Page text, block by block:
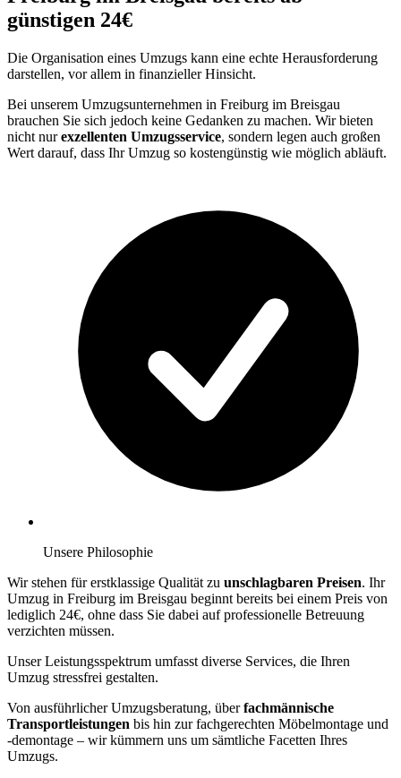
günstigen 24€
Die Organisation eines Umzugs kann eine echte Herausforderung
darstellen, vor allem in finanzieller Hinsicht.
Bei unserem Umzugsunternehmen in Freiburg im Breisgau
brauchen Sie sich jedoch keine Gedanken zu machen. Wir bieten
nicht nurexzellenten Umzugsservice, sondern legen auch großen
Wert darauf, dass Ihr Umzug so kostengünstig wie möglich abläuft.
Unsere Philosophie
Wir stehen für erstklassige Qualität zu unschlagbaren Preisen. Ihr
Umzug in Freiburg im Breisgau beginnt bereits bei einem Preis von
lediglich 24€, ohne dass Sie dabei auf professionelle Betreuung
verzichten müssen.
Unser Leistungsspektrum umfasst diverse Services, die Ihren
Umzug stressfrei gestalten.
Von ausführlicher Umzugsberatung, überfachmännische
Transportleistungen bis hin zur fachgerechten Möbelmontage und
-demontage – wir kümmern uns um sämtliche Facetten Ihres
Umzugs.